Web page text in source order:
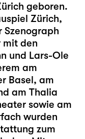
geboren.
Zürich,
Szenograph
den
und Lars-Ole
am
Basel, am
am Thalia
sowie am
wurden
zum